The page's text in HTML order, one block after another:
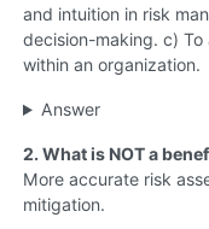
and intuition in risk
decision-making. c) To
within an organization.
Answer
2. What is NOT a
More accurate risk
mitigation.